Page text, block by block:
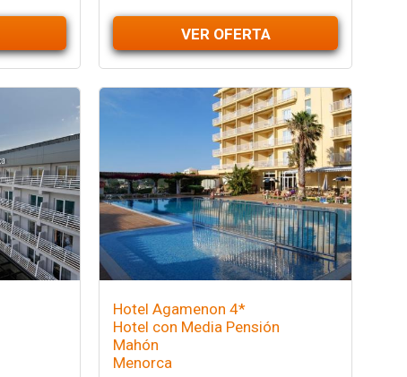
VER OFERTA
Hotel Agamenon 4*
Hotel con Media Pensión
Mahón
Menorca